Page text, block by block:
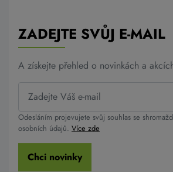
ZADEJTE SVŮJ E-MAIL
A získejte přehled o novinkách a
Odesláním projevujete svůj souhlas se
osobních údajů. Více zde
Chci novinky